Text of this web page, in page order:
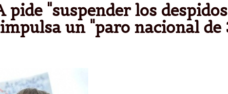
pide "suspender los
un "paro nacional de